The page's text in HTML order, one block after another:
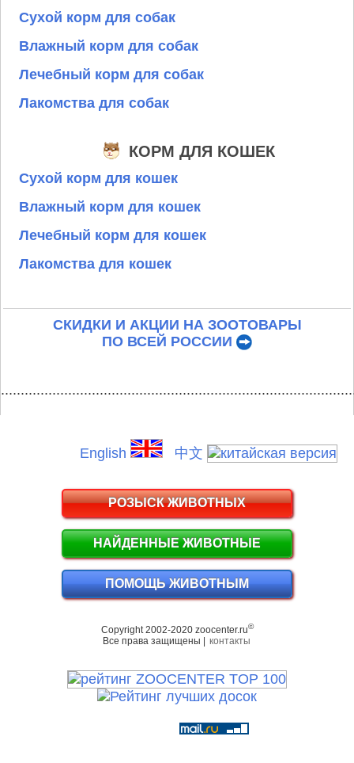
Сухой корм для собак
Влажный корм для собак
Лечебный корм для собак
Лакомства для собак
КОРМ ДЛЯ КОШЕК
Сухой корм для кошек
Влажный корм для кошек
Лечебный корм для кошек
Лакомства для кошек
СКИДКИ И АКЦИИ НА ЗООТОВАРЫ
ПО ВСЕЙ РОССИИ
English 中文
РОЗЫСК ЖИВОТНЫХ
НАЙДЕННЫЕ ЖИВОТНЫЕ
ПОМОЩЬ ЖИВОТНЫМ
Copyright 2002-2020 zoocenter.ru©
Все права защищены | контакты